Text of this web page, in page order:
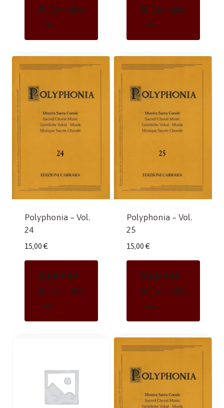
Al Carrello
Al Carrello
Polyphonia – Vol.
24
15,00 €
Aggiungi
Al Carrello
Polyphonia – Vol.
25
15,00 €
Aggiungi
Al Carrello